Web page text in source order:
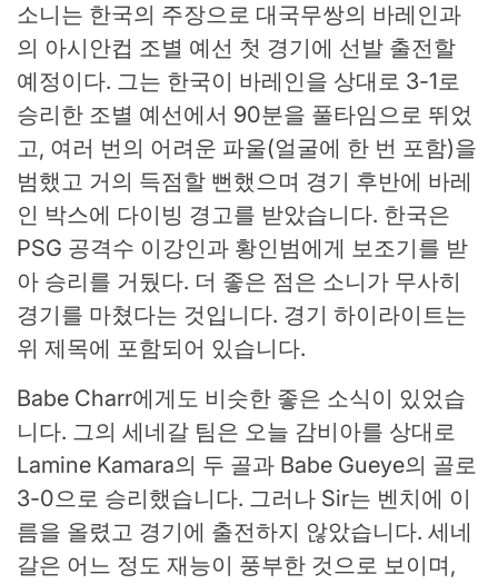
소니는 한국의 주장으로 대국무쌍의 바레인과
의 아시안컵 조별 예선 첫 경기에 선발 출전할
예정이다. 그는 한국이 바레인을 상대로 3-1로
승리한 조별 예선에서 90분을 풀타임으로 뛰었
고, 여러 번의 어려운 파울(얼굴에 한 번 포함)을
범했고 거의 득점할 뻔했으며 경기 후반에 바레
인 박스에 다이빙 경고를 받았습니다. 한국은
PSG 공격수 이강인과 황인범에게 보조기를 받
아 승리를 거뒀다. 더 좋은 점은 소니가 무사히
경기를 마쳤다는 것입니다. 경기 하이라이트는
위 제목에 포함되어 있습니다.
Babe Charr에게도 비슷한 좋은 소식이 있었습
니다. 그의 세네갈 팀은 오늘 감비아를 상대로
Lamine Kamara의 두 골과 Babe Gueye의 골로
3-0으로 승리했습니다. 그러나 Sir는 벤치에 이
름을 올렸고 경기에 출전하지 않았습니다. 세네
갈은 어느 정도 재능이 풍부한 것으로 보이며,